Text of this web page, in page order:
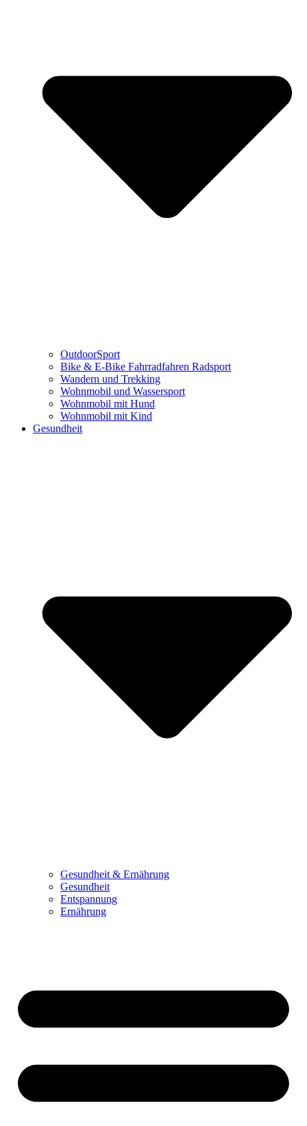
OutdoorSport
Bike & E-Bike Fahrradfahren Radsport
Wandern und Trekking
Wohnmobil und Wassersport
Wohnmobil mit Hund
Wohnmobil mit Kind
Gesundheit
Gesundheit & Ernährung
Gesundheit
Entspannung
Ernährung